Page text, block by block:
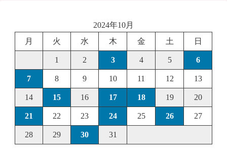
2024年10月
月
火 水 木 金 土 日
1 2 3 4 5 6
7 8 9 10 11 12 13
14 15 16 17 18 19 20
21 22 23 24 25 26 27
28 29 30 31